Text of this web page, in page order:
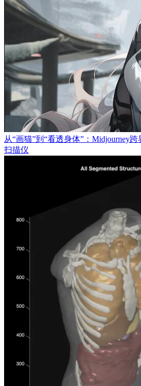
从“画猫”到“看透身体”：Midjourney
扫描仪